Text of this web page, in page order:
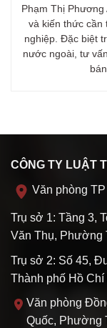
Phạm Thị
và kiến thức cần
nghiệp. Đặc biệt
nước ngoài, tư
CÔNG TY LUẬT
Văn phòng
Trụ sở 1: Tầng 3,
Văn Thụ, Phường
Trụ sở 2: Số 45,
Thành phố Hồ Chí
Văn phòng
Quốc, Phường